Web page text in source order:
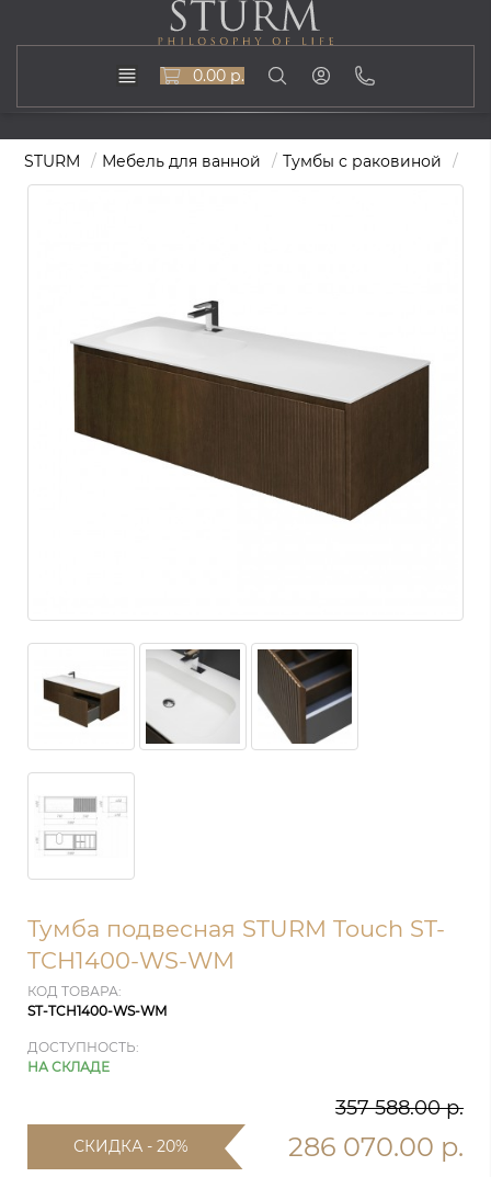
0.00 р.
STURM Мебель для ванной Тумбы с раковиной
Тумба подвесная STURM Touch ST-
TCH1400-WS-WM
КОД ТОВАРА:
ST-TCH1400-WS-WM
ДОСТУПНОСТЬ:
НА СКЛАДЕ
357 588.00 р.
СКИДКА - 20% 286 070.00 р.